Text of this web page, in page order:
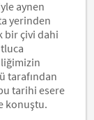
aynen
yerinden
bir çivi dahi
tarafından
tarihi esere
konuştu.